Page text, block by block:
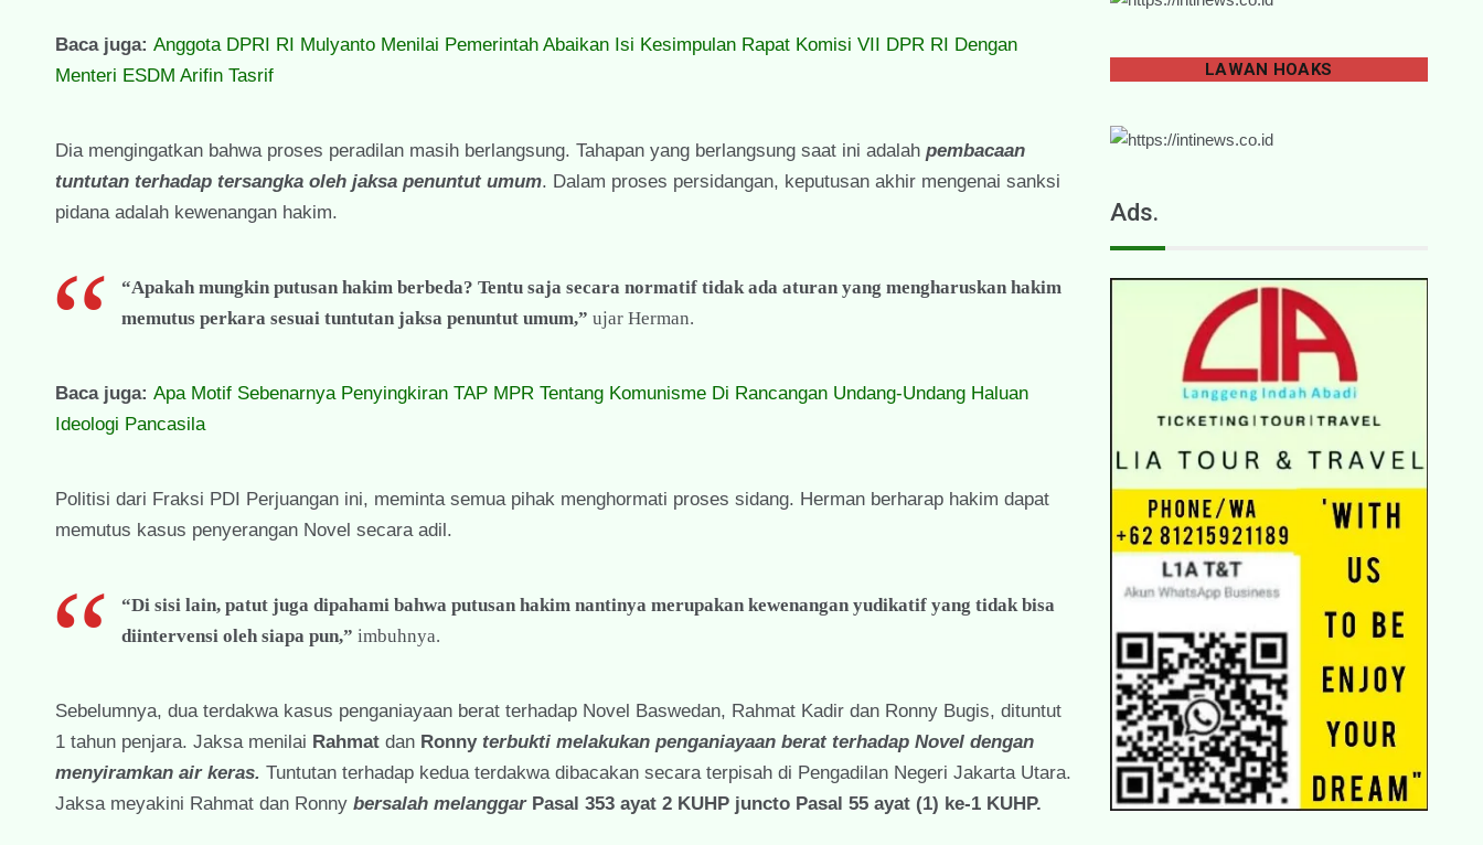
Baca juga: Anggota DPRI RI Mulyanto Menilai Pemerintah Abaikan Isi Kesimpulan Rapat Komisi VII DPR RI Dengan
Menteri ESDM Arifin Tasrif
Dia mengingatkan bahwa proses peradilan masih berlangsung. Tahapan yang berlangsung saat ini adalah pembacaan
tuntutan terhadap tersangka oleh jaksa penuntut umum. Dalam proses persidangan, keputusan akhir mengenai sanksi
pidana adalah kewenangan hakim.
“Apakah mungkin putusan hakim berbeda? Tentu saja secara normatif tidak ada aturan yang mengharuskan hakim
memutus perkara sesuai tuntutan jaksa penuntut umum,” ujar Herman.
Baca juga: Apa Motif Sebenarnya Penyingkiran TAP MPR Tentang Komunisme Di Rancangan Undang-Undang Haluan
Ideologi Pancasila
Politisi dari Fraksi PDI Perjuangan ini, meminta semua pihak menghormati proses sidang. Herman berharap hakim dapat
memutus kasus penyerangan Novel secara adil.
“Di sisi lain, patut juga dipahami bahwa putusan hakim nantinya merupakan kewenangan yudikatif yang tidak bisa
diintervensi oleh siapa pun,” imbuhnya.
Sebelumnya, dua terdakwa kasus penganiayaan berat terhadap Novel Baswedan, Rahmat Kadir dan Ronny Bugis, dituntut
1 tahun penjara. Jaksa menilai Rahmat dan Ronny terbukti melakukan penganiayaan berat terhadap Novel dengan
menyiramkan air keras. Tuntutan terhadap kedua terdakwa dibacakan secara terpisah di Pengadilan Negeri Jakarta Utara.
Jaksa meyakini Rahmat dan Ronny bersalah melanggar Pasal 353 ayat 2 KUHP juncto Pasal 55 ayat (1) ke-1 KUHP.
LAWAN HOAKS
Ads.